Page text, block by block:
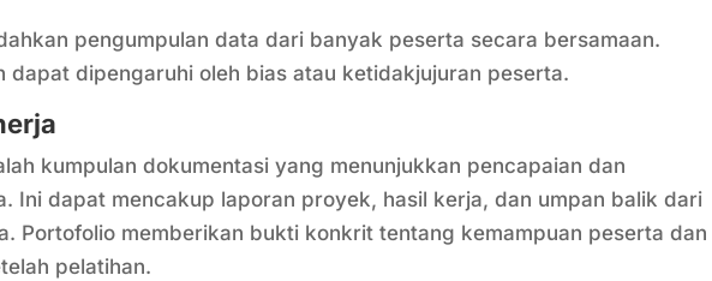
pengumpulan data dari banyak peserta secara bersamaan.
dapat dipengaruhi oleh bias atau ketidakjujuran peserta.
kumpulan dokumentasi yang menunjukkan pencapaian dan
Ini dapat mencakup laporan proyek, hasil kerja, dan umpan balik dari
Portofolio memberikan bukti konkrit tentang kemampuan peserta dan
pelatihan.